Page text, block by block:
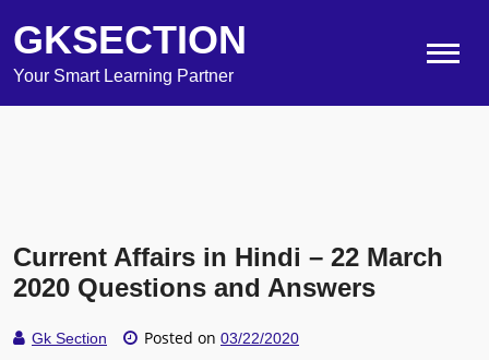
GKSECTION
Your Smart Learning Partner
Current Affairs in Hindi – 22 March
2020 Questions and Answers
Gk Section Posted on 03/22/2020